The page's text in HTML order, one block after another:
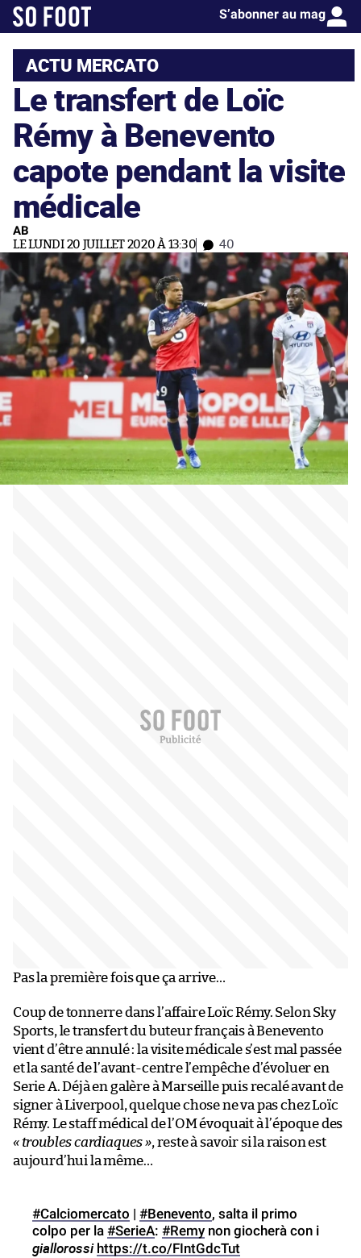
S’abonner au mag
ACTU MERCATO
Le transfert de Loïc
Rémy à Benevento
capote pendant la visite
médicale
AB
LE LUNDI 20 JUILLET 2020 À 13:30 40
Pas la première fois que ça arrive…
Coup de tonnerre dans l’affaire Loïc Rémy. Selon Sky
Sports, le transfert du buteur français à Benevento
vient d’être annulé : la visite médicale s’est mal passée
et la santé de l’avant-centre l’empêche d’évoluer en
Serie A. Déjà en galère à Marseille puis recalé avant de
signer à Liverpool, quelque chose ne va pas chez Loïc
Rémy. Le staff médical de l’OM évoquait à l’époque des
« troubles cardiaques », reste à savoir si la raison est
aujourd’hui la même…
#Calciomercato | #Benevento, salta il primo
colpo per la #SerieA: #Remy non giocherà con i
giallorossi https://t.co/FIntGdcTut